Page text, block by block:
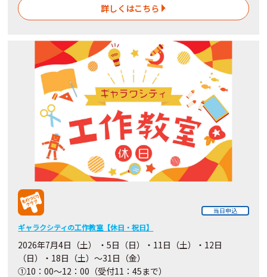
詳しくはこちら
当日申込
ギャラクシティの工作教室【休日・祝日】
2026年7月4日（土） ・5日（日）・11日（土）・12日
（日）・18日（土）～31日（金）
①10：00～12：00（受付11：45まで）